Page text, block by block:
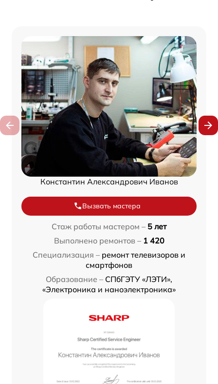
Константин Александрович Иванов
Вызвать мастера
Стаж работы мастером – 5 лет
Выполнено ремонтов – 1 420
Специализация – ремонт телевизоров и
смартфонов
Образование – СПбГЭТУ «ЛЭТИ»,
«Электроника и наноэлектроника»